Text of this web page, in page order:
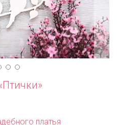
платья